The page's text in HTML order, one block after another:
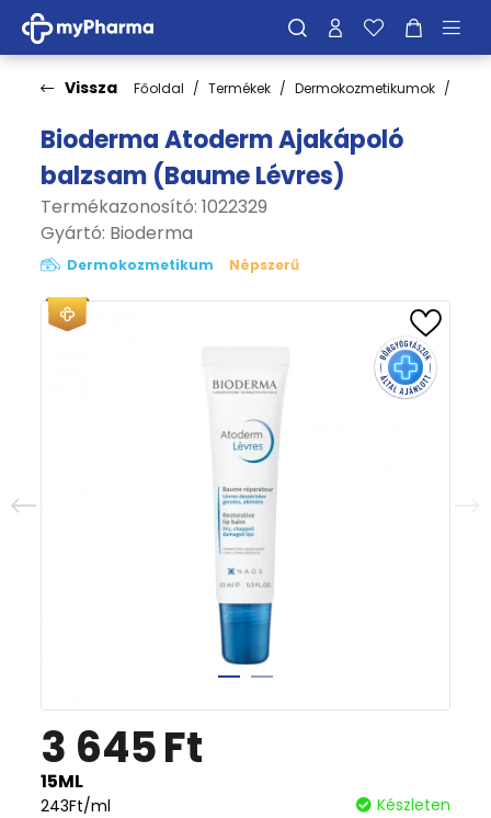
Vissza Főoldal Termékek Dermokozmetikumok
Bioderma Atoderm Ajakápoló
balzsam (Baume Lévres)
Termékazonosító: 1022329
Gyártó: Bioderma
Dermokozmetikum Népszerű
3 645Ft
15ML
243Ft/ml Készleten